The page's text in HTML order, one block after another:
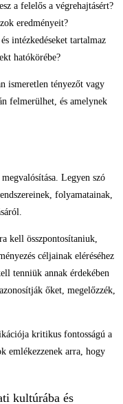
a felelős a végrehajtásért?
eredményeit?
intézkedéseket tartalmaz
hatókörébe?
ismeretlen tényezőt vagy
felmerülhet, és amelynek
Legyen szó
folyamatainak,
kell összpontosítaniuk,
céljainak eléréséhez
tenniük annak érdekében
őket, megelőzzék,
kritikus fontosságú a
emlékezzenek arra, hogy
kultúrába és